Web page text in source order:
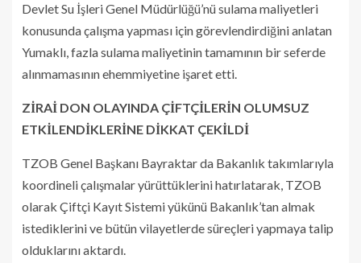
Devlet Su İşleri Genel Müdürlüğü’nü sulama maliyetleri
konusunda çalışma yapması için görevlendirdiğini anlatan
Yumaklı, fazla sulama maliyetinin tamamının bir seferde
alınmamasının ehemmiyetine işaret etti.
ZİRAİ DON OLAYINDA ÇİFTÇİLERİN OLUMSUZ
ETKİLENDİKLERİNE DİKKAT ÇEKİLDİ
TZOB Genel Başkanı Bayraktar da Bakanlık takımlarıyla
koordineli çalışmalar yürüttüklerini hatırlatarak, TZOB
olarak Çiftçi Kayıt Sistemi yükünü Bakanlık’tan almak
istediklerini ve bütün vilayetlerde süreçleri yapmaya talip
olduklarını aktardı.